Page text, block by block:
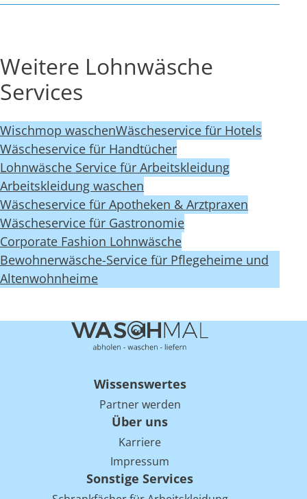
Weitere Lohnwäsche
Services
Wischmop waschenWäscheservice für Hotels
Wäscheservice für Handtücher
Lohnwäsche Service für Arbeitskleidung
Arbeitskleidung waschen
Wäscheservice für Apotheken & Arztpraxen
Wäscheservice für Gastronomie
Corporate Fashion Lohnwäsche
Bewohnerwäsche-Service für Pflegeheime und
Altenwohnheime
Wissenswertes
Partner werden
Über uns
Karriere
Impressum
Sonstige Services